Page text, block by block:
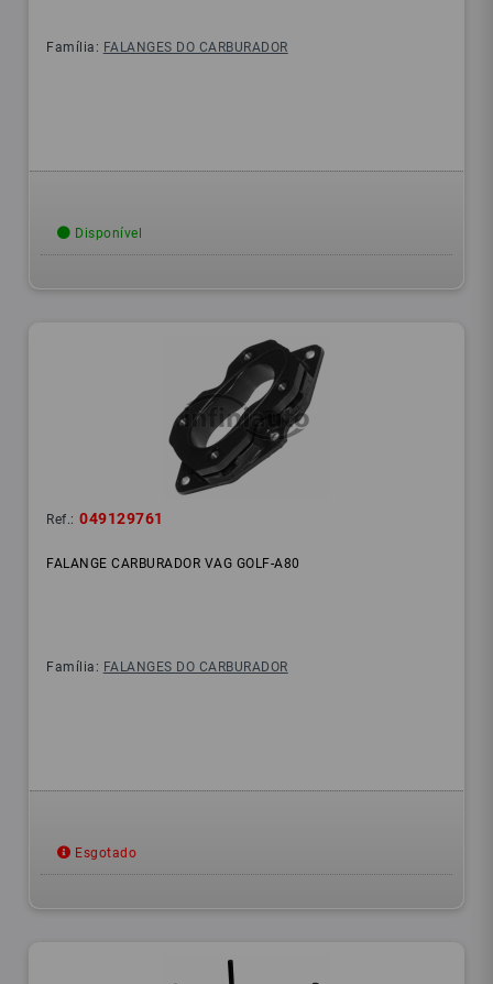
Família: FALANGES DO CARBURADOR
Disponível
Ref.: 049129761
FALANGE CARBURADOR VAG GOLF-A80
Família: FALANGES DO CARBURADOR
Esgotado